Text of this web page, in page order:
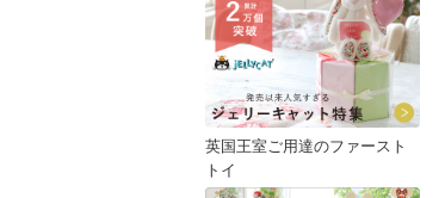
英国王室ご用達のファースト
トイ